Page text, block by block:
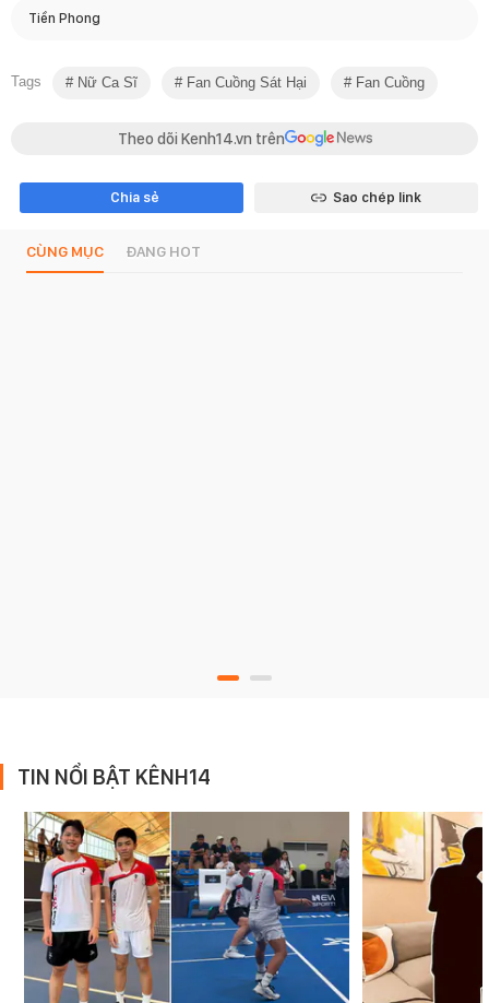
Tiền Phong
Tags Nữ Ca Sĩ Fan Cuồng Sát Hại Fan Cuồng
Theo dõi Kenh14.vn trên
Chia sẻ Sao chép link
CÙNG MỤC ĐANG HOT
TIN NỔI BẬT KÊNH14